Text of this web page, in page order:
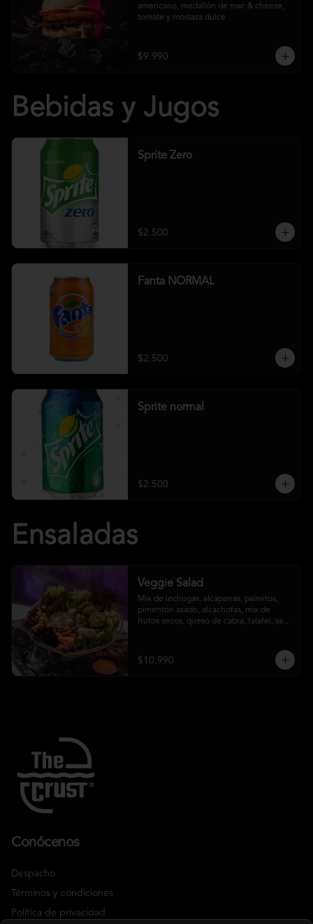
americano, medallón de mac & cheese,
tomate y mostaza dulce
$9.990
Bebidas y Jugos
Sprite Zero
$2.500
Fanta NORMAL
$2.500
Sprite normal
$2.500
Ensaladas
Veggie Salad
Mix de lechugas, alcaparras, palmitos,
pimentón asado, alcachofas, mix de
frutos secos, queso de cabra, falafel, salsa
$10.990
Conócenos
Despacho
Términos y condiciones
Política de privacidad